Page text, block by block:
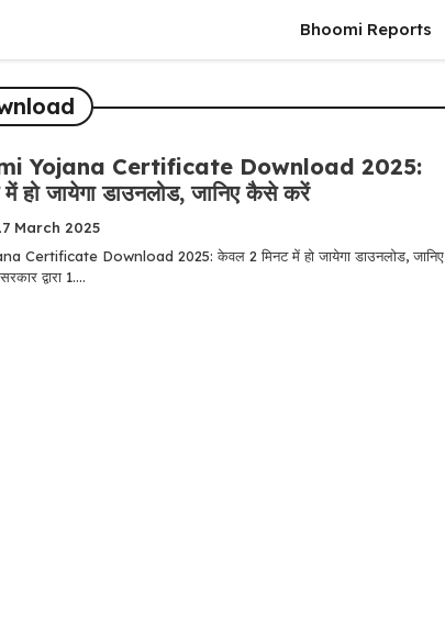
Bhoomi Reports
Yojana Certificate Download 2025:
हो जायेगा डाउनलोड, जानिए कैसे करें
March 2025
Certificate Download 2025: केवल 2 मिनट में हो जायेगा डाउनलोड, जानिए
द्वारा 1....